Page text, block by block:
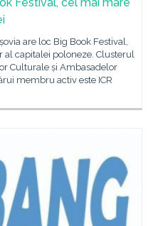
are loc Big Book Festival,
capitalei poloneze. Clusterul
Culturale și Ambasadelor
membru activ este ICR